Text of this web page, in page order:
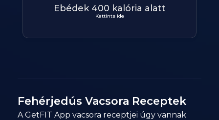
Ebédek 400 kalória alatt
Kattints ide
Fehérjedús Vacsora Receptek
A GetFIT App vacsora receptjei úgy vannak